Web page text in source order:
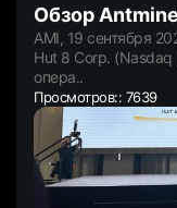
Обзор
AMI, 19 сентября
Hut 8 Corp.
опера..
Просмотров:: 7639